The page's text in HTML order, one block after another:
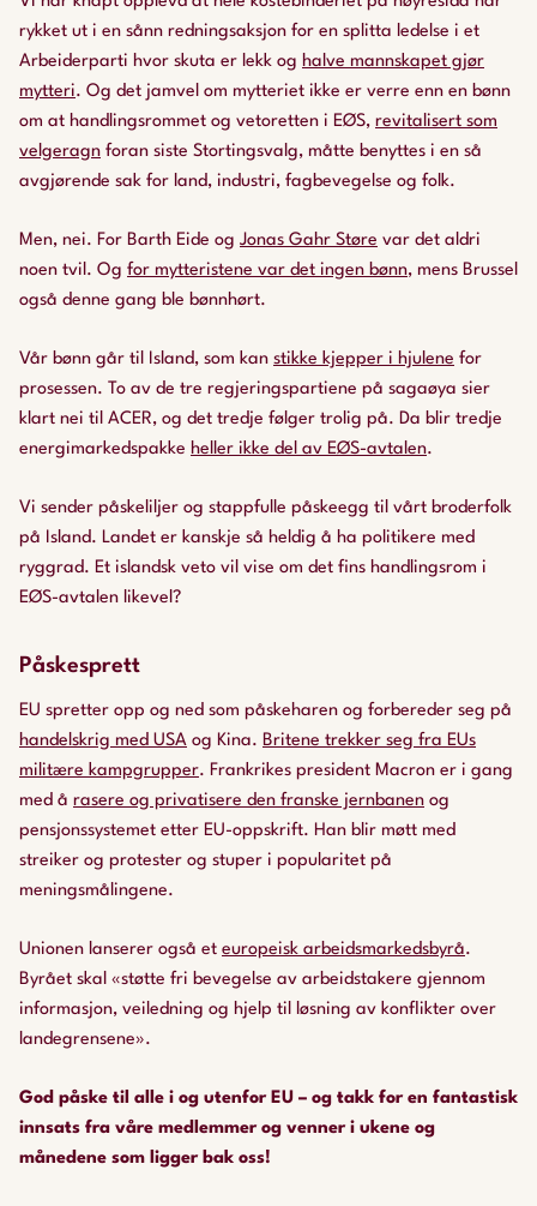
rykket ut i en sånn redningsaksjon for en splitta ledelse i et
Arbeiderparti hvor skuta er lekk og halve mannskapet gjør
mytteri. Og det jamvel om mytteriet ikke er verre enn en bønn
om at handlingsrommet og vetoretten i EØS, revitalisert som
velgeragn foran siste Stortingsvalg, måtte benyttes i en så
avgjørende sak for land, industri, fagbevegelse og folk.
Men, nei. For Barth Eide og Jonas Gahr Støre var det aldri
noen tvil. Og for mytteristene var det ingen bønn, mens Brussel
også denne gang ble bønnhørt.
Vår bønn går til Island, som kan stikke kjepper i hjulene for
prosessen. To av de tre regjeringspartiene på sagaøya sier
klart nei til ACER, og det tredje følger trolig på. Da blir tredje
energimarkedspakke heller ikke del av EØS-avtalen.
Vi sender påskeliljer og stappfulle påskeegg til vårt broderfolk
på Island. Landet er kanskje så heldig å ha politikere med
ryggrad. Et islandsk veto vil vise om det fins handlingsrom i
EØS-avtalen likevel?
Påskesprett
EU spretter opp og ned som påskeharen og forbereder seg på
handelskrig med USA og Kina. Britene trekker seg fra EUs
militære kampgrupper. Frankrikes president Macron er i gang
med å rasere og privatisere den franske jernbanen og
pensjonssystemet etter EU-oppskrift. Han blir møtt med
streiker og protester og stuper i popularitet på
meningsmålingene.
Unionen lanserer også et europeisk arbeidsmarkedsbyrå.
Byrået skal «støtte fri bevegelse av arbeidstakere gjennom
informasjon, veiledning og hjelp til løsning av konflikter over
landegrensene».
God påske til alle i og utenfor EU – og takk for en fantastisk
innsats fra våre medlemmer og venner i ukene og
månedene som ligger bak oss!